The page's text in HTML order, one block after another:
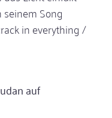
Song
in everything /
auf